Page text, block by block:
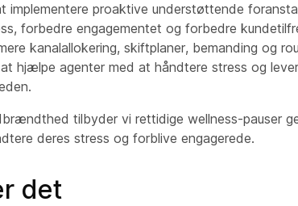
implementere proaktive understøttende
forbedre engagementet og forbedre
kanalallokering, skiftplaner, bemanding og
hjælpe agenter med at håndtere stress og
tilbyder vi rettidige wellness-pauser
deres stress og forblive engagerede.
det